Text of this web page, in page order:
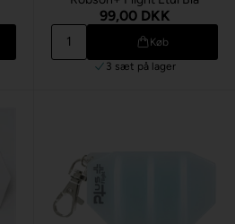
99,00 DKK
Køb
3 sæt på lager